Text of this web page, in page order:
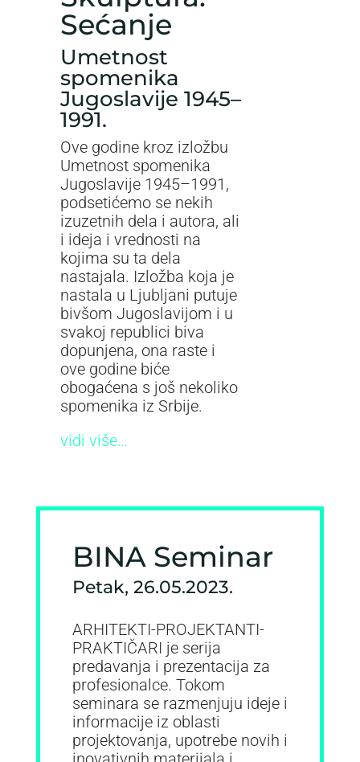
Sećanje
Umetnost
spomenika
Jugoslavije 1945–
1991.
Ove godine kroz izložbu
Umetnost spomenika
Jugoslavije 1945–1991,
podsetićemo se nekih
izuzetnih dela i autora, ali
i ideja i vrednosti na
kojima su ta dela
nastajala. Izložba koja je
nastala u Ljubljani putuje
bivšom Jugoslavijom i u
svakoj republici biva
dopunjena, ona raste i
ove godine biće
obogaćena s još nekoliko
spomenika iz Srbije.
vidi više…
BINA Seminar
Petak, 26.05.2023.
ARHITEKTI-PROJEKTANTI-
PRAKTIČARI je serija
predavanja i prezentacija za
profesionalce. Tokom
seminara se razmenjuju ideje i
informacije iz oblasti
projektovanja, upotrebe novih i